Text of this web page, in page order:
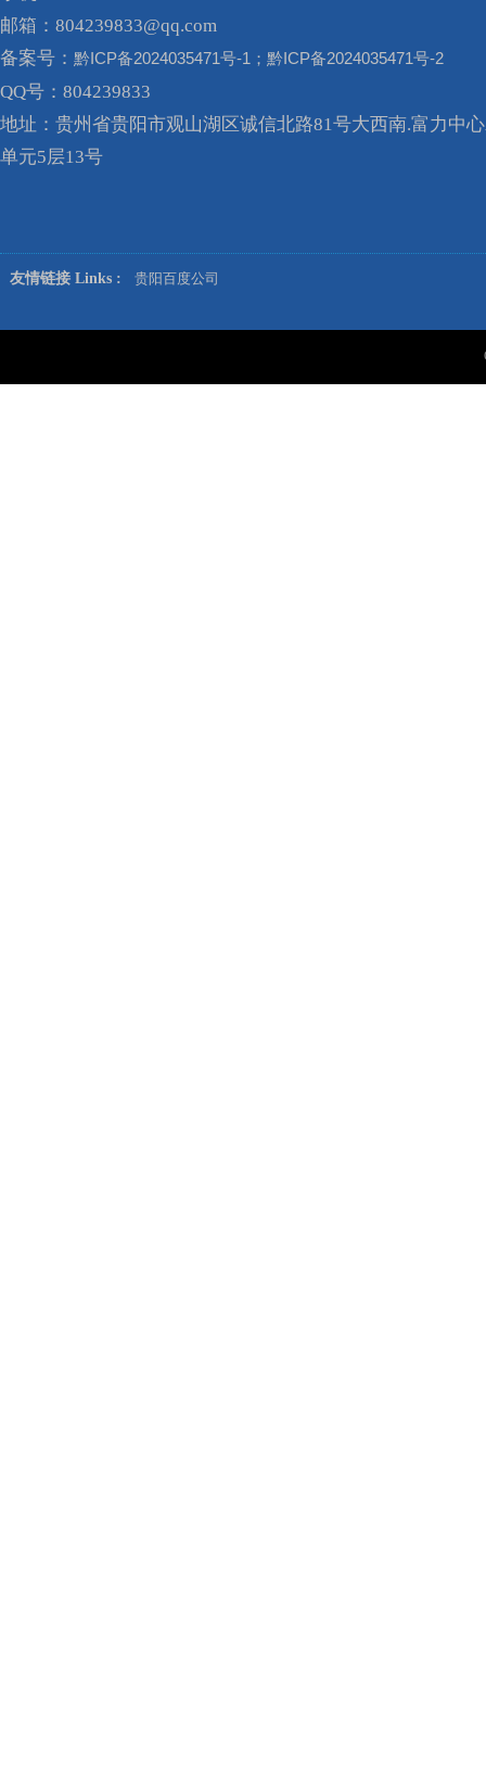
邮箱：804239833@qq.com
备案号： 黔ICP备2024035471号-1；黔ICP备2024035471号-2
QQ号：804239833
地址：贵州省贵阳市观山湖区诚信北路81号大西南.富力中
单元5层13号
友情链接 Links : 贵阳百度公司